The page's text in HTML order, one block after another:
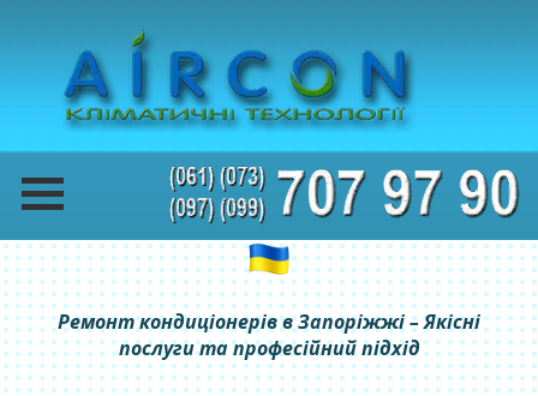
Ремонт кондиціонерів в Запоріжжі – Якісні
послуги та професійний підхід